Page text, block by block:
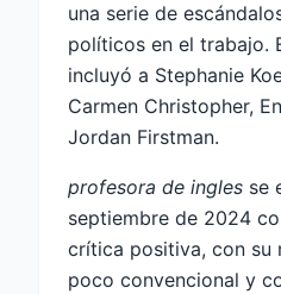
una serie de
políticos en el trabajo.
incluyó a Stephanie
Carmen Christopher,
Jordan Firstman.
profesora de ingles se
septiembre de 2024
crítica positiva, con su
poco convencional y